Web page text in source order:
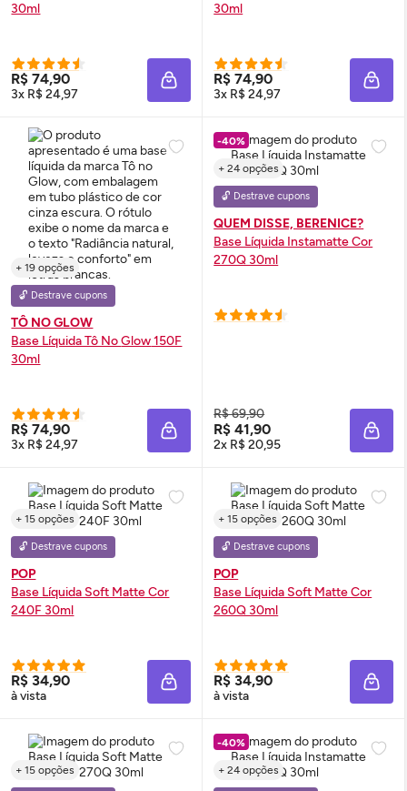
30ml
R$ 74,90
3x R$ 24,97 ADICIONAR À SACOLA
30ml
R$ 74,90
3x R$ 24,97
+ 19 opções
🔓 Destrave cupons
TÔ NO GLOW
Base Líquida Tô NoGlow150F
30ml
R$ 74,90
3x R$ 24,97 ADICIONAR À SACOLA
-40%
+ 24 opções
🔓 Destrave cupons
QUEM DISSE, BERENICE?
Base Líquida Instamatte Cor
270Q 30ml
R$ 69,90
R$ 41,90
2x R$ 20,95
+ 15 opções
🔓 Destrave cupons
POP
Base Líquida Soft Matte Cor
240F 30ml
R$ 34,90
à vista ADICIONAR À SACOLA
+ 15 opções
🔓 Destrave cupons
POP
Base Líquida Soft Matte Cor
260Q 30ml
R$ 34,90
à vista
+ 15 opções
-40%
+ 24 opções